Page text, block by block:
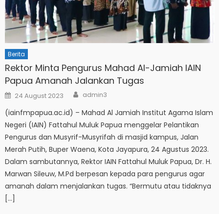
Berita
Rektor Minta Pengurus Mahad Al-Jamiah IAIN
Papua Amanah Jalankan Tugas
Posted
on
24 August 2023 Author
admin3
(iainfmpapua.ac.id) – Mahad Al Jamiah Institut Agama Islam
Negeri (IAIN) Fattahul Muluk Papua menggelar Pelantikan
Pengurus dan Musyrif-Musyrifah di masjid kampus, Jalan
Merah Putih, Buper Waena, Kota Jayapura, 24 Agustus 2023.
Dalam sambutannya, Rektor IAIN Fattahul Muluk Papua, Dr. H.
Marwan Sileuw, M.Pd berpesan kepada para pengurus agar
amanah dalam menjalankan tugas. “Bermutu atau tidaknya
[…]